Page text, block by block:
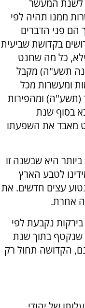
לשנת המעשר
ממנו תהיה לפי
פני הדברים
בקדושת שביעית
כל מה שחנט
תשע"ה) מקבל
ומעשרות מכל
ומהפירות
בסוף שנת
מאבד את השפעתו
היא שבשנה זו
לטבע הארץ
עצים חדשים. את
אחרת.
נקבעת לפי
שנקטף בתוך שנת
הקדושה תחול רק